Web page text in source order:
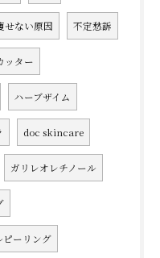
せない原因 不定愁訴
ッター
ハーブザイム
doc skincare
ガリレオレチノール
ピーリング